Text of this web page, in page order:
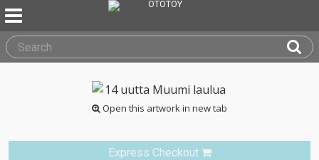
Open this artwork in new tab
Express Checkout